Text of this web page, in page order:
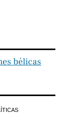
bélicas